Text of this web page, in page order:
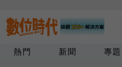
熱門 新聞 專題